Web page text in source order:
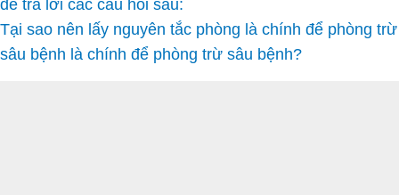
để trả lời các câu hỏi sau:
Tại sao nên lấy nguyên tắc phòng là chính để phòng trừ
sâu bệnh là chính để phòng trừ sâu bệnh?